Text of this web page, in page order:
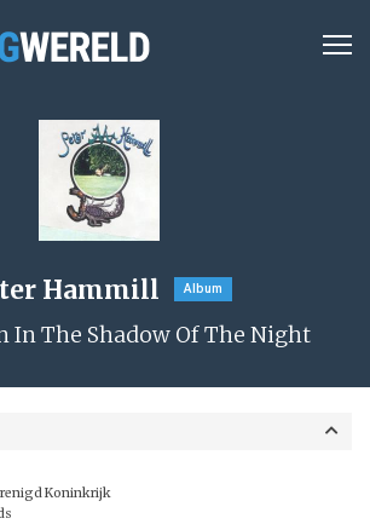
Hammill Album
In The Shadow Of The Night
Koninkrijk